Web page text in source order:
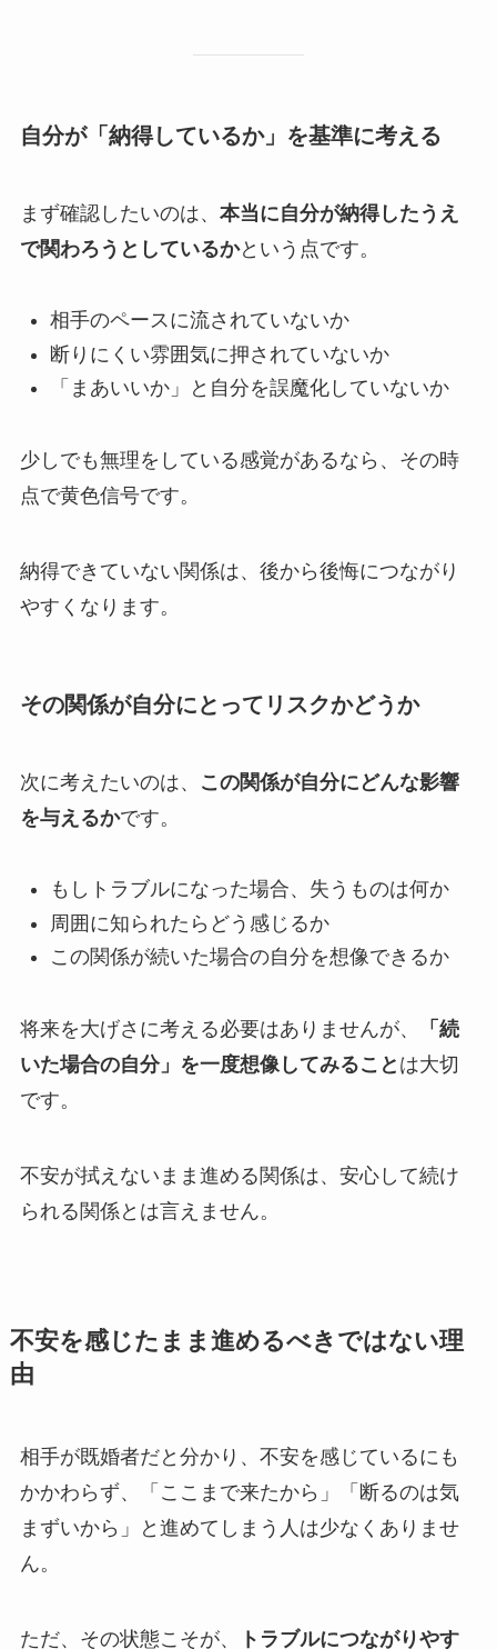
自分が「納得しているか」を基準に考える
まず確認したいのは、 本当に自分が納得したうえ
で関わろうとしているかという点です。
相手のペースに流されていないか
断りにくい雰囲気に押されていないか
「まあいいか」と自分を誤魔化していないか
少しでも無理をしている感覚があるなら、その時
点で黄色信号です。
納得できていない関係は、後から後悔につながり
やすくなります。
その関係が自分にとってリスクかどうか
次に考えたいのは、
この関係が自分にどんな影響
を与えるかです。
もしトラブルになった場合、失うものは何か
周囲に知られたらどう感じるか
この関係が続いた場合の自分を想像できるか
将来を大げさに考える必要はありませんが、
「続
いた場合の自分」を一度想像してみること は大切
です。
不安が拭えないまま進める関係は、安心して続け
られる関係とは言えません。
不安を感じたまま進めるべきではない理
由
相手が既婚者だと分かり、不安を感じているにも
かかわらず、「ここまで来たから」「断るのは気
まずいから」と進めてしまう人は少なくありませ
ん。
ただ、その状態こそが、 トラブルにつながりやす